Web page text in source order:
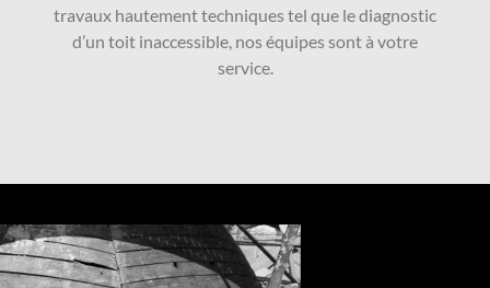
travaux hautement techniques tel que le diagnostic
d’un toit inaccessible, nos équipes sont à votre
service.